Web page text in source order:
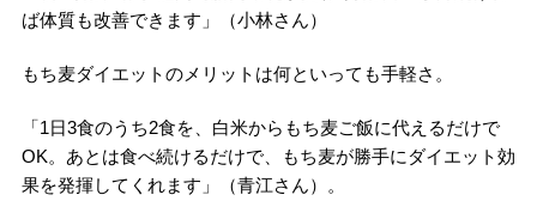
ば体質も改善できます」（小林さん）
もち麦ダイエットのメリットは何といっても手軽さ。
「1日3食のうち2食を、白米からもち麦ご飯に代えるだけで
OK。あとは食べ続けるだけで、もち麦が勝手にダイエット効
果を発揮してくれます」（青江さん）。